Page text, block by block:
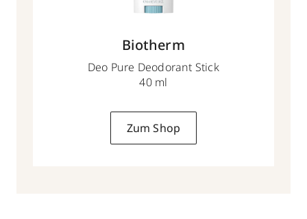
Biotherm
Deo Pure Deodorant Stick
40 ml
Zum Shop